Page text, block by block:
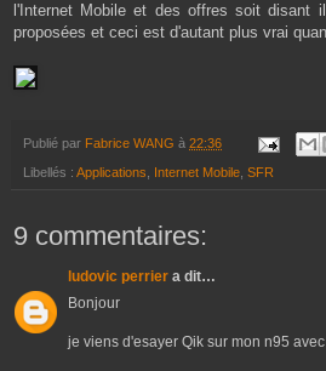
l'Internet Mobile et des offres soit disant
proposées et ceci est d'autant plus vrai
Publié par Fabrice WANG à 22:36
Libellés : Applications, Internet Mobile, SFR
9 commentaires:
ludovic perrier a dit…
Bonjour
je viens d'esayer Qik sur mon n95